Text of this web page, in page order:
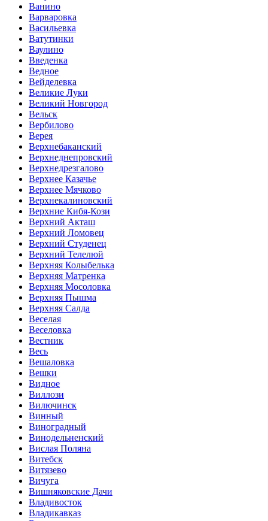
Ванино
Варваровка
Васильевка
Ватутинки
Ваулино
Введенка
Ведное
Вейделевка
Великие Луки
Великий Новгород
Вельск
Вербилово
Верея
Верхнебаканский
Верхнеднепровский
Верхнедрезгалово
Верхнее Казачье
Верхнее Мячково
Верхнекалиновский
Верхние Кибя-Кози
Верхний Акташ
Верхний Ломовец
Верхний Студенец
Верхний Телелюй
Верхняя Колыбелька
Верхняя Матренка
Верхняя Мосоловка
Верхняя Пышма
Верхняя Салда
Веселая
Веселовка
Вестник
Весь
Вешаловка
Вешки
Видное
Виллози
Вилючинск
Винный
Виноградный
Винодельненский
Вислая Поляна
Витебск
Витязево
Вичуга
Вишняковские Дачи
Владивосток
Владикавказ